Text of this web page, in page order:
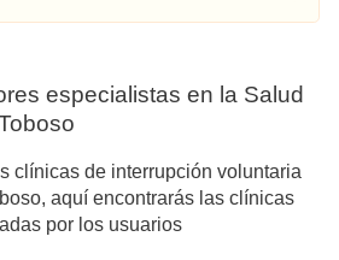
especialistas en la Salud
clínicas de interrupción voluntaria
aquí encontrarás las clínicas
por los usuarios